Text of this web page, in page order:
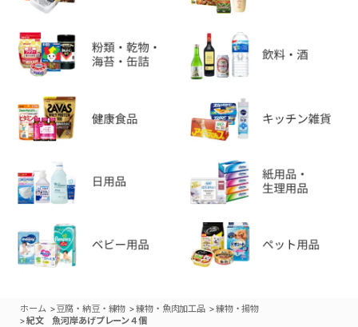
ホーム >豆腐・納豆・練物 >練物・魚肉加工品 >練物・揚物
>紀文 魚河岸あげプレーン４個